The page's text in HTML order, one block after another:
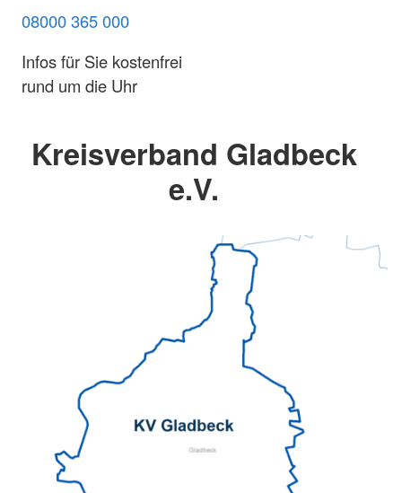
08000 365 000
Infos für Sie kostenfrei
rund um die Uhr
Kreisverband Gladbeck
e.V.